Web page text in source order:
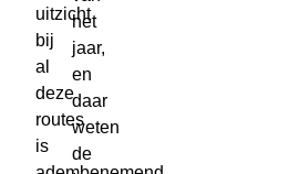
uitzicht
bij
al
deze
routes
is
het
jaar,
en
daar
weten
de